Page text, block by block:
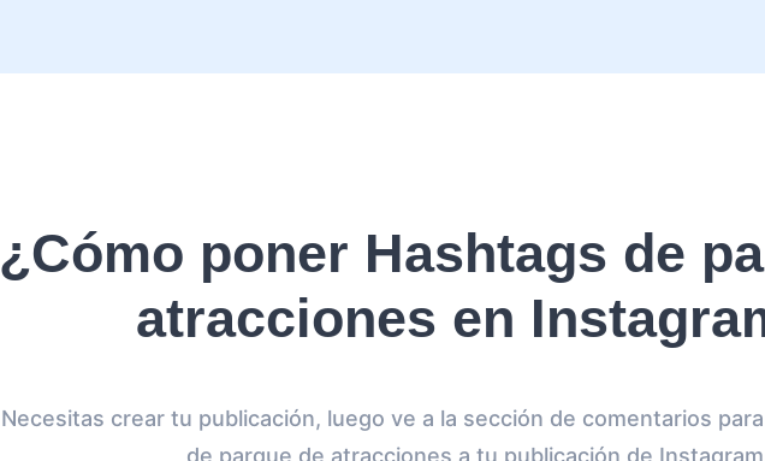
¿Cómo poner Hashtags de
atracciones en
Necesitas crear tu publicación, luego ve a la sección de comentarios
de parque de atracciones a tu publicación de